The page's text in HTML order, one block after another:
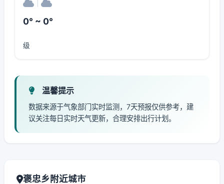
0° ~ 0°
级
温馨提示
数据来源于气象部门实时监测，7天预报仅供参考，建
议关注每日实时天气更新，合理安排出行计划。
褒忠乡附近城市